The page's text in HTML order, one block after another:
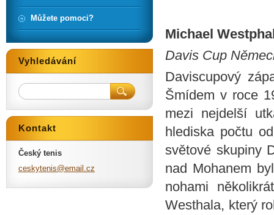
Michael
Davis Cup
Daviscupový
Šmídem v roce
mezi nejdelší
hlediska počtu
světové skupiny
nad Mohanem
nohami
Westhala, který
Můžete pomoci?
Vyhledávání
Kontakt
Český tenis
ceskytenis@email .cz